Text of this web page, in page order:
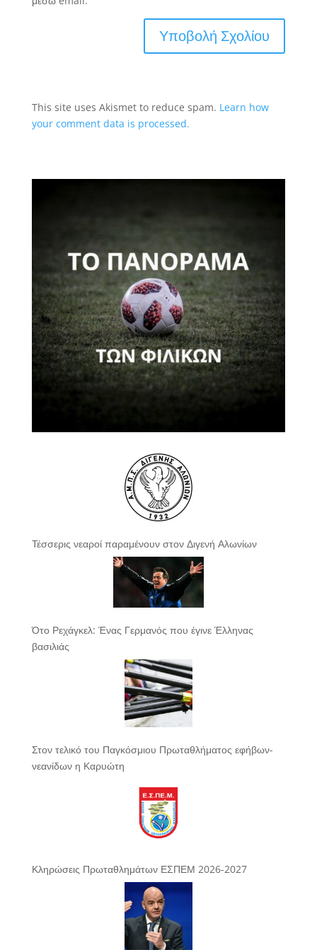
This site uses Akismet to reduce spam. Learn how
your comment data is processed.
Τέσσερις νεαροί παραμένουν στον Διγενή Αλωνίων
Ότο Ρεχάγκελ: Ένας Γερμανός που έγινε Έλληνας
βασιλιάς
Στον τελικό του Παγκόσμιου Πρωταθλήματος εφήβων-
νεανίδων η Καρυώτη
Κληρώσεις Πρωταθλημάτων ΕΣΠΕΜ 2026-2027